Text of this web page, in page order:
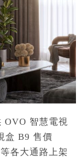
OVO 智慧電視
盒 B9 售價
各大通路上架